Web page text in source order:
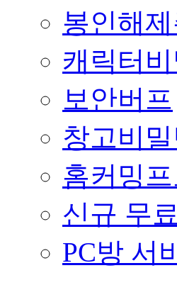
봉인해
캐릭터
보안버프
창고비
홈커밍
신규 무
PC방 서